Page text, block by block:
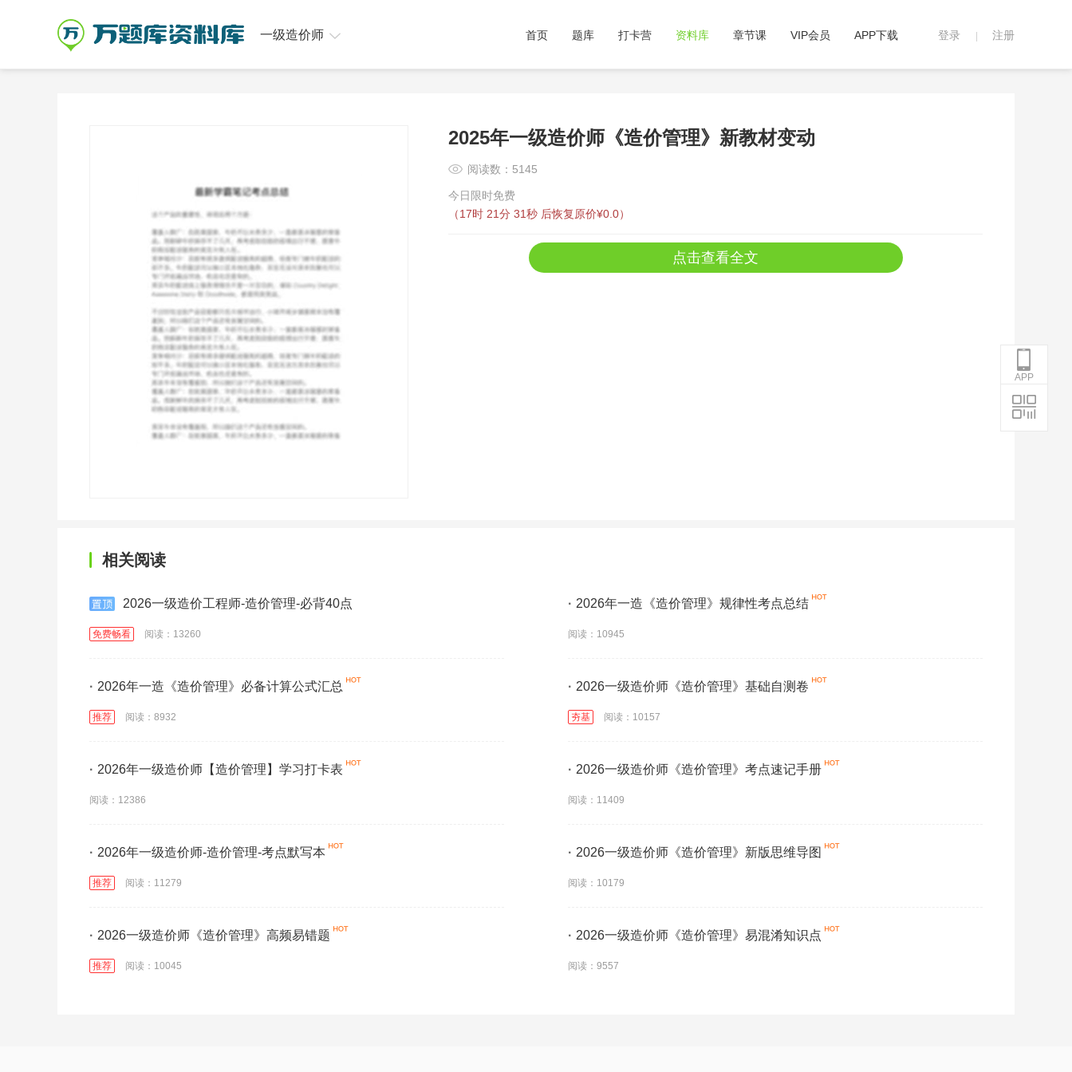
登录 注册
首页 题库 打卡营 资料库 章节课 VIP会员 APP下载
一级造价师
2025年一级造价师《造价管理》新教材变动
阅读数：5145
今日限时免费
（17时 21分 31秒 后恢复原价¥0.0）
点击查看全文
相关阅读
2026一级造价工程师-造价管理-必背40点
免费畅看 阅读：13260
· 2026年一造《造价管理》规律性考点总结
阅读：10945
· 2026年一造《造价管理》必备计算公式汇总
推荐 阅读：8932
· 2026一级造价师《造价管理》基础自测卷
夯基 阅读：10157
· 2026年一级造价师【造价管理】学习打卡表
阅读：12386
· 2026一级造价师《造价管理》考点速记手册
阅读：11409
· 2026年一级造价师-造价管理-考点默写本
推荐 阅读：11279
· 2026一级造价师《造价管理》新版思维导图
阅读：10179
· 2026一级造价师《造价管理》高频易错题
推荐 阅读：10045
· 2026一级造价师《造价管理》易混淆知识点
阅读：9557
APP